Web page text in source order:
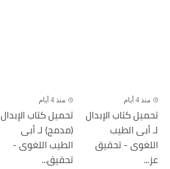
منذ 4 أيام
تحميل كتاب الإبدال
لـ أبى الطيب
اللغوى - تحقيق
عز...
منذ 4 أيام
تحميل كتاب الإبدال
(مدمج) لـ أبى
الطيب اللغوى -
تحقيق...